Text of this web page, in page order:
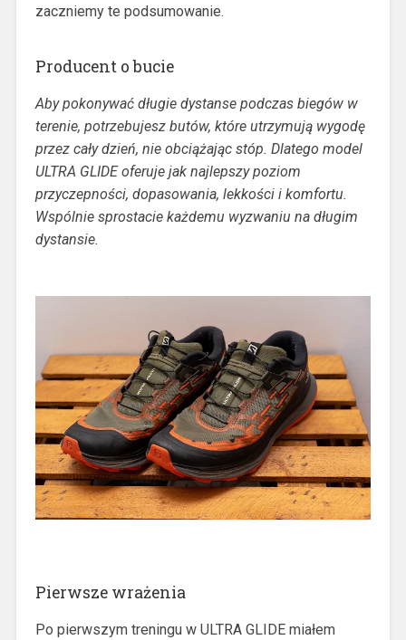
zaczniemy te podsumowanie.
Producent o bucie
Aby pokonywać długie dystanse podczas biegów w
terenie, potrzebujesz butów, które utrzymują wygodę
przez cały dzień, nie obciążając stóp. Dlatego model
ULTRA GLIDE oferuje jak najlepszy poziom
przyczepności, dopasowania, lekkości i komfortu.
Wspólnie sprostacie każdemu wyzwaniu na długim
dystansie.
Pierwsze wrażenia
Po pierwszym treningu w ULTRA GLIDE miałem